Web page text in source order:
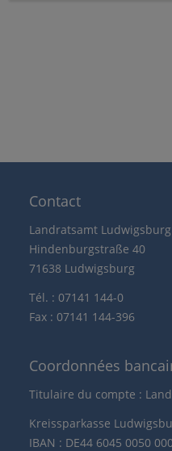
Contact
Landratsamt Ludwigsburg
Hindenburgstraße 40
71638 Ludwigsburg
Tél. : 07141 144-0
Fax : 07141 144-396
Coordonnées
Titulaire du compte :
Kreissparkasse
IBAN : DE44 6045 0050